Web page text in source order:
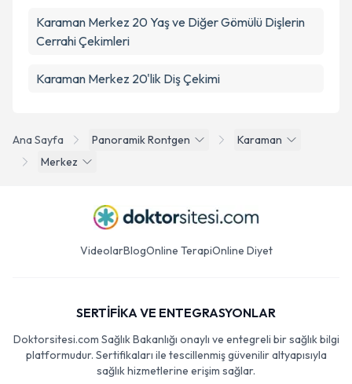
Ana Sayfa Panoramik Rontgen
Karaman
Merkez
Karaman Merkez 20 Yaş ve Diğer Gömülü Dişlerin
Cerrahi Çekimleri
Karaman Merkez 20'lik Diş Çekimi
VideolarBlogOnline TerapiOnline Diyet
SERTİFİKA VE ENTEGRASYONLAR
Doktorsitesi.com Sağlık Bakanlığı onaylı ve entegreli bir sağlık bilgi
platformudur. Sertifikaları ile tescillenmiş güvenilir altyapısıyla
sağlık hizmetlerine erişim sağlar.